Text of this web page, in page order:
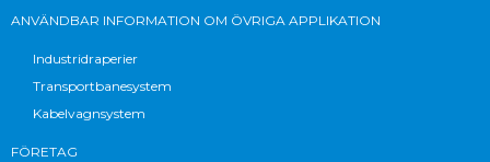
ANVÄNDBAR INFORMATION OM ÖVRIGA APPLIKATION
Industridraperier
Transportbanesystem
Kabelvagnsystem
FÖRETAG